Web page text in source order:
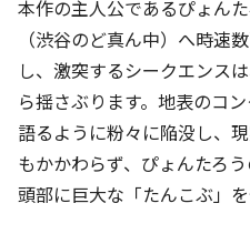
本作の主人公であるぴょん
（渋谷のど真ん中）へ時速
し、激突するシークエンス
ら揺さぶります。地表のコ
語るように粉々に陥没し、
もかかわらず、ぴょんたろ
頭部に巨大な「たんこぶ」